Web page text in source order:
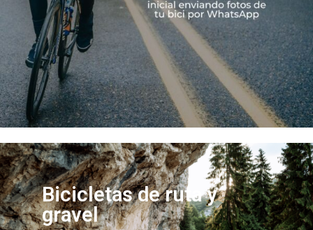
Bicicletas de ruta y
gravel